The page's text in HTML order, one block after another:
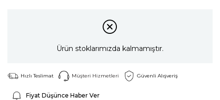
Ürün stoklarımızda kalmamıştır.
Hızlı Teslimat Müşteri Hizmetleri Güvenli Alışveriş
Fiyat Düşünce Haber Ver